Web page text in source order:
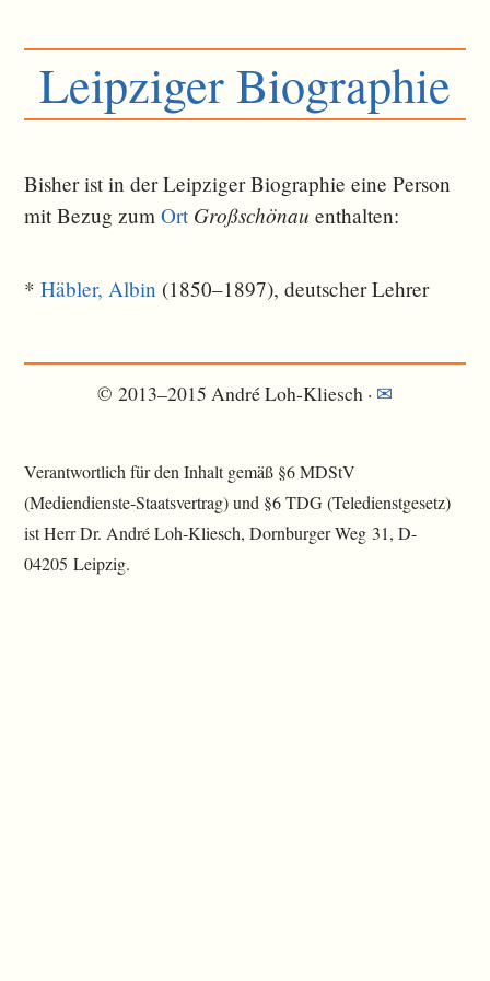
Leipziger Biographie
Bisher ist in der Leipziger Biographie eine Person
mit Bezug zumOrt Großschönau ent­halten:
*Häbler, Albin (1850–1897), deutscher Lehrer
© 2013–2015 André Loh-Kliesch · ✉
Verantwortlich für den Inhalt gemäß §6 MDStV
(Mediendienste-Staatsvertrag) und §6 TDG (Teledienstgesetz)
ist Herr Dr. André Loh-Kliesch, Dornburger Weg 31, D-
04205 Leipzig.